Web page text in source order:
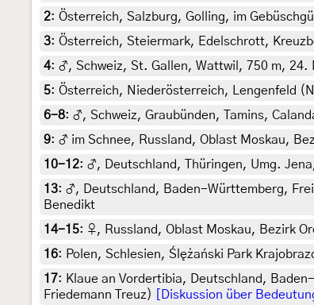
2: Österreich, Salzburg, Golling, im
3: Österreich, Steiermark, Edelschrott,
4: ♂, Schweiz, St. Gallen, Wattwil, 750 m,
5: Österreich, Niederösterreich, Lengenfeld
6-8: ♂, Schweiz, Graubünden, Tamins,
9: ♂ im Schnee, Russland, Oblast Moskau,
10-12: ♂, Deutschland, Thüringen, Umg.
13: ♂, Deutschland, Baden-Württemberg,
Benedikt
14-15: ♀, Russland, Oblast Moskau, Bezirk
16: Polen, Schlesien, Ślężański Park
17: Klaue an Vordertibia, Deutschland,
Friedemann Treuz)
[Diskussion über